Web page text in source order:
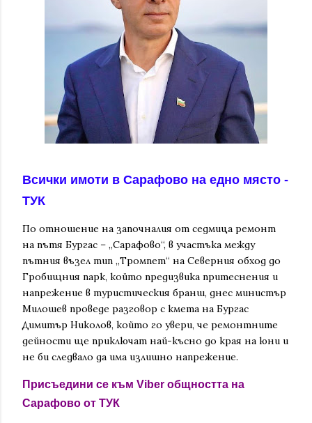
Всички имоти в Сарафово на едно място -
ТУК
По отношение на започналия от седмица ремонт
на пътя Бургас – „Сарафово“, в участъка между
пътния възел тип „Тромпет“ на Северния обход до
Гробищния парк, който предизвика притеснения и
напрежение в туристическия бранш, днес министър
Милошев проведе разговор с кмета на Бургас
Димитър Николов, който го увери, че ремонтните
дейности ще приключат най-късно до края на юни и
не би следвало да има излишно напрежение.
Присъедини се към Viber общността на
Сарафово от ТУК